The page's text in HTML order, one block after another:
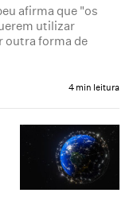
afirma que "os
utilizar
outra forma de
4 min leitura